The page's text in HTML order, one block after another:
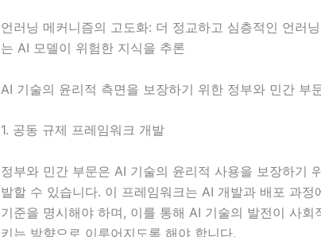
언러닝 메커니즘의 고도화: 더 정교하고 심층적인 언러
는 AI 모델이 위험한 지식을 추론
AI 기술의 윤리적 측면을 보장하기 위한 정부와 민간 부
1. 공동 규제 프레임워크 개발
정부와 민간 부문은 AI 기술의 윤리적 사용을 보장하기
발할 수 있습니다. 이 프레임워크는 AI 개발과 배포 과정
기준을 명시해야 하며, 이를 통해 AI 기술의 발전이 사회
키는 방향으로 이루어지도록 해야 합니다.